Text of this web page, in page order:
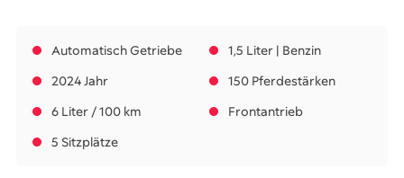
Automatisch Getriebe
1,5 Liter | Benzin
2024 Jahr
150 Pferdestärken
6 Liter / 100 km
Frontantrieb
5 Sitzplätze